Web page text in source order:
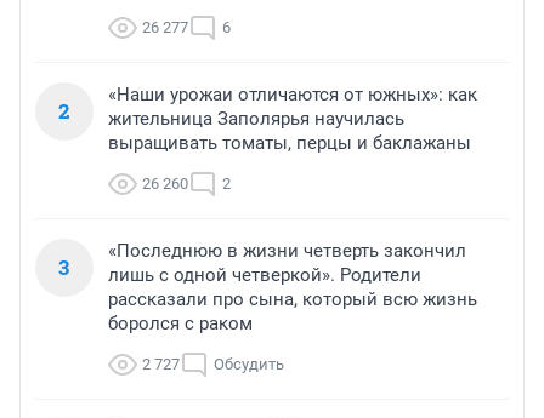
26 277 6
2
«Наши урожаи отличаются от южных»: как
жительница Заполярья научилась
выращивать томаты, перцы и баклажаны
26 260 2
3
«Последнюю в жизни четверть закончил
лишь с одной четверкой». Родители
рассказали про сына, который всю жизнь
боролся с раком
2 727 Обсудить